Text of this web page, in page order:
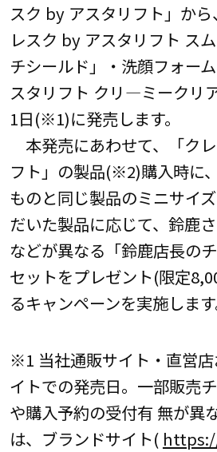
スク by アスタリフト」か
レスク by アスタリフト ス
チシールド」・洗顔フォー
スタリフト クリ―ミークリ
1日(※1)に発売します。
本発売にあわせて、「ク
フト」の製品(※2)購入時に
ものと同じ製品のミニサイ
だいた製品に応じて、鈴鹿
などが異なる「鈴鹿店長の
セットをプレゼント(限定
るキャンペーンを実施します
※1 当社通販サイト・直営
イトでの発売日。一部販売
や購入予約の受付有 無が異
は、ブランドサイト(